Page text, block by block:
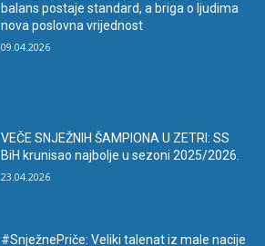
balans postaje standard, a briga o ljudima
nova poslovna vrijednost
09.04.2026
VEČE SNJEŽNIH ŠAMPIONA U ZETRI: SS
BiH krunisao najbolje u sezoni 2025/2026.
23.04.2026
#SnježnePriče: Veliki talenat iz male nacije